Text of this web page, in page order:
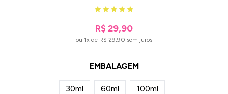
R$ 29,90
ou 1x de R$ 29,90 sem juros
EMBALAGEM
30ml 60ml 100ml